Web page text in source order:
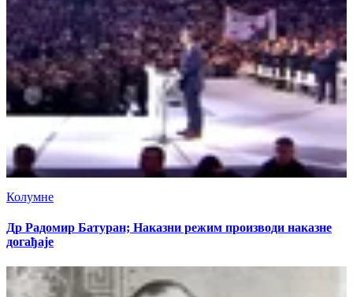
Колумне
Др Радомир Батуран; Наказни режим производи наказне
догађаје